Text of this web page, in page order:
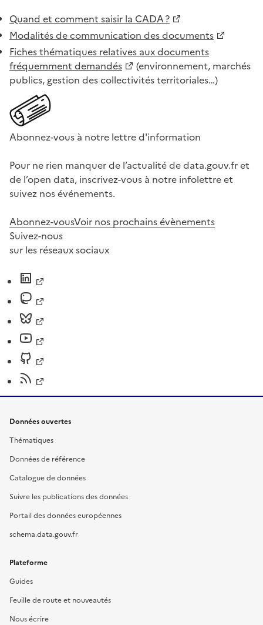
Quand et comment saisir la CADA ?
Modalités de communication des documents
Fiches thématiques relatives aux documents
fréquemment demandés
(environnement, marchés
publics, gestion des collectivités territoriales…)
Abonnez-vous à notre lettre d'information
Pour ne rien manquer de l’actualité de data.gouv.fr et
de l’open data, inscrivez-vous à notre infolettre et
suivez nos événements.
Abonnez-vousVoir nos prochains évènements
Suivez-nous
sur les réseaux sociaux
Données ouvertes
Thématiques
Données de référence
Catalogue de données
Suivre les publications des données
Portail des données européennes
schema.data.gouv.fr
Plateforme
Guides
Feuille de route et nouveautés
Nous écrire